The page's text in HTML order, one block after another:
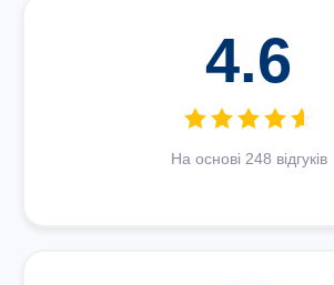
4.6
На основі 248 відгуків